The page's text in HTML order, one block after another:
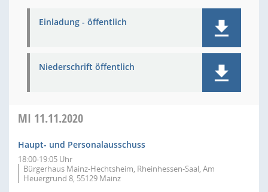
Einladung - öffentlich
Niederschrift öffentlich
MI 11.11.2020
Haupt- und Personalausschuss
18:00-19:05 Uhr
Bürgerhaus Mainz-Hechtsheim, Rheinhessen-Saal, Am
Heuergrund 8, 55129 Mainz